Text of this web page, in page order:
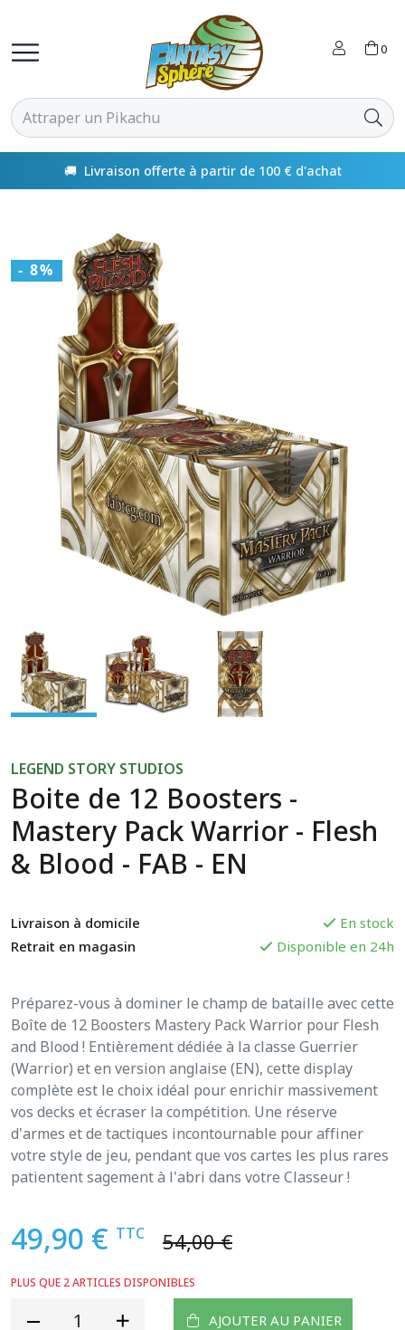
0
🚚 Livraison offerte à partir de 100 € d'achat
- 8%
Previous
Boite de 12 Boosters -
Mastery Pack Warrior - Flesh
& Blood - FAB - EN
LEGEND STORY STUDIOS
Livraison à domicile
En stock
Retrait en magasin
Disponible en 24h
Préparez-vous à dominer le champ de bataille avec cette
Boîte de 12 Boosters Mastery Pack Warrior pour Flesh
and Blood ! Entièrement dédiée à la classe Guerrier
(Warrior) et en version anglaise (EN), cette display
complète est le choix idéal pour enrichir massivement
vos decks et écraser la compétition. Une réserve
d'armes et de tactiques incontournable pour affiner
votre style de jeu, pendant que vos cartes les plus rares
patientent sagement à l'abri dans votre Classeur !
49,90 € TTC 54,00 €
PLUS QUE 2 ARTICLES DISPONIBLES
AJOUTER AU PANIER